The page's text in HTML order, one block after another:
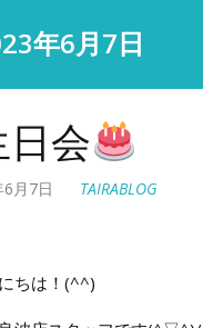
年6月7日
会
月7日 TAIRABLOG
ちは！(^^)